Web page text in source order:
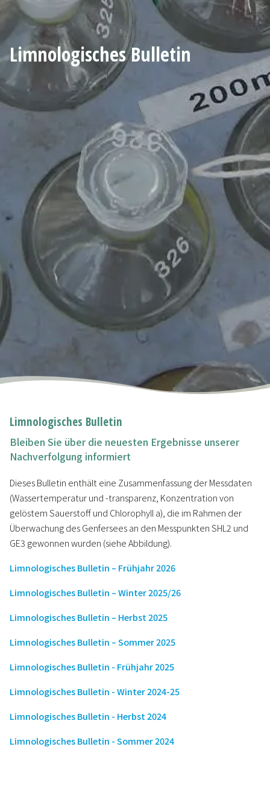
Limnologisches Bulletin
Limnologisches Bulletin
Bleiben Sie über die neuesten Ergebnisse unserer
Nachverfolgung informiert
Dieses Bulletin enthält eine Zusammenfassung der Messdaten
(Wassertemperatur und -transparenz, Konzentration von
gelöstem Sauerstoff und Chlorophyll a), die im Rahmen der
Überwachung des Genfersees an den Messpunkten SHL2 und
GE3 gewonnen wurden (siehe Abbildung).
Limnologisches Bulletin – Frühjahr 2026
Limnologisches Bulletin – Winter 2025/26
Limnologisches Bulletin – Herbst 2025
Limnologisches Bulletin – Sommer 2025
Limnologisches Bulletin - Frühjahr 2025
Limnologisches Bulletin - Winter 2024-25
Limnologisches Bulletin - Herbst 2024
Limnologisches Bulletin - Sommer 2024